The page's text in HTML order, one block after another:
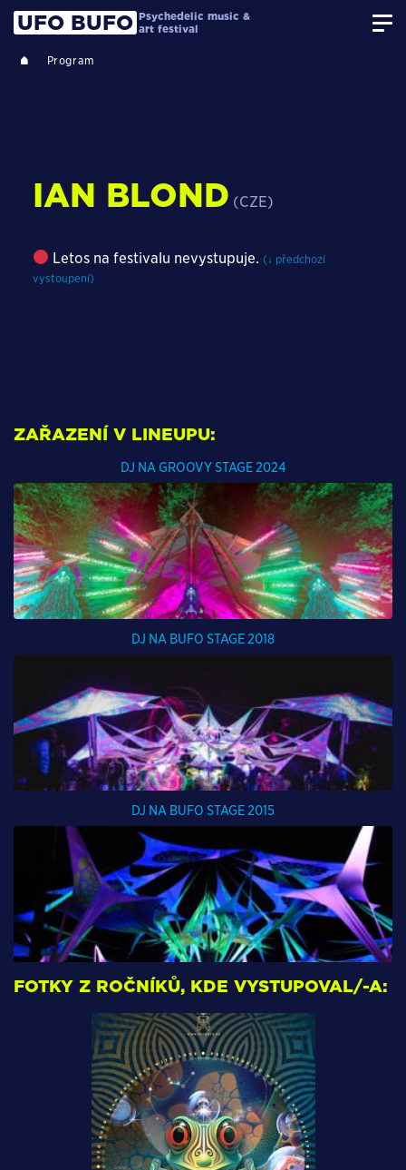
UFO BUFO Psychedelic music &
art festival
Program
IAN BLOND (CZE)
Letos na festivalu nevystupuje. (↓ předchozí
vystoupení)
ZAŘAZENÍ V LINEUPU:
DJ NA GROOVY STAGE 2024
DJ NA BUFO STAGE 2018
DJ NA BUFO STAGE 2015
FOTKY Z ROČNÍKŮ, KDE VYSTUPOVAL/-A: